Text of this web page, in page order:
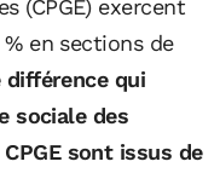
(CPGE) exercent
en sections de
différence qui
sociale des
sont issus de